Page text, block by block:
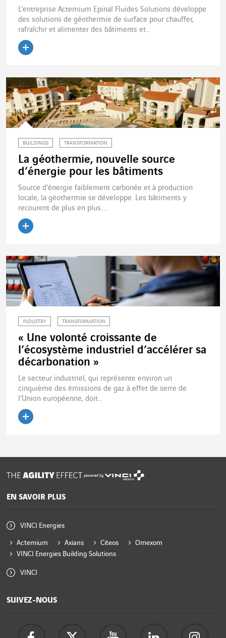
L’entreprise Actemium Epinal Fluides Solutions développe
des solutions de géothermie de surface pour chauffer,
rafraîchir et alimenter des bâtiments et...
BUILDINGS TRANSFORMATION
La géothermie, nouvelle source
d’énergie pour les bâtiments
Source d’énergie faiblement carbonée et à production
locale, la géothermie se développe. Les bâtiments y
recourent de plus en plus....
INDUSTRY TRANSFORMATION
« Une volonté croissante de
l’écosystème industriel d’accélérer sa
décarbonation »
Le secteur industriel, qui représente environ un
cinquième des émissions de gaz à effet de serre de
l’Union européenne, doit...
powered by
EN SAVOIR PLUS
VINCI Energies
Actemium Axians Citeos
Omexom
VINCI Energies Building Solutions
VINCI
SUIVEZ-NOUS